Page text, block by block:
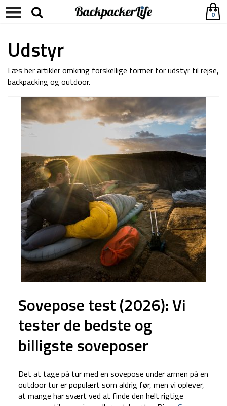
0
Udstyr
Læs her artikler omkring forskellige former for udstyr til rejse,
backpacking og outdoor.
Sovepose test (2026): Vi
tester de bedste og
billigste soveposer
Det at tage på tur med en sovepose under armen på en
outdoor tur er populært som aldrig før, men vi oplever,
at mange har svært ved at finde den helt rigtige